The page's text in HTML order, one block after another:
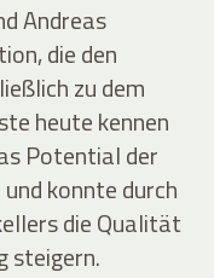
Andreas
die den
zu dem
heute kennen
Potential der
konnte durch
die Qualität
steigern.